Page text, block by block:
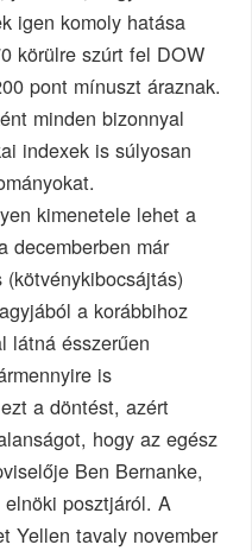
igen komoly hatása
körülre szúrt fel DOW
pont mínuszt áraznak.
minden bizonnyal
indexek is súlyosan
kimenetele lehet a
decemberben már
a korábbihoz
látná ésszerűen
is
a döntést, azért
hogy az egész
Ben Bernanke,
posztjáról. A
Yellen tavaly november